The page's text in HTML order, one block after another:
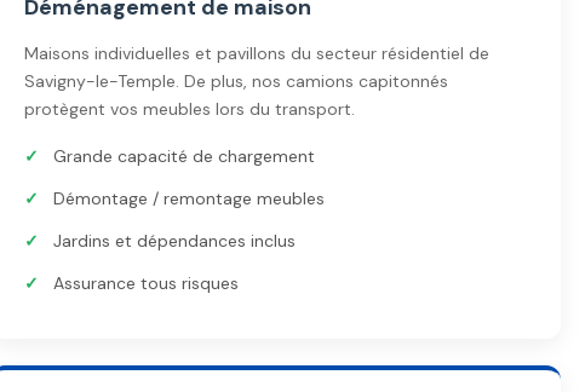
Déménagement de maison
Maisons individuelles et pavillons du secteur résidentiel de
Savigny-le-Temple. De plus, nos camions capitonnés
protègent vos meubles lors du transport.
Grande capacité de chargement
Démontage / remontage meubles
Jardins et dépendances inclus
Assurance tous risques